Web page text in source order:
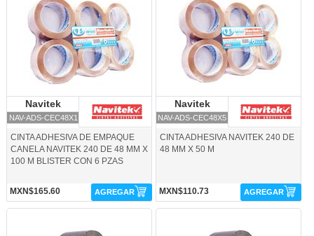
Navitek
NAV-ADS-CEC48X1
CINTA ADHESIVA DE EMPAQUE
CANELA NAVITEK 240 DE 48 MM X
100 M BLISTER CON 6 PZAS
MXN$165.60 AGREGAR
Navitek
NAV-ADS-CEC48X5
CINTA ADHESIVA NAVITEK 240 DE
48 MM X 50 M
MXN$110.73 AGREGAR